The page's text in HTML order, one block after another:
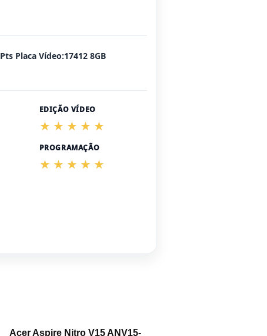
Pts Placa Vídeo:17412 8GB
EDIÇÃO VÍDEO
PROGRAMAÇÃO
Acer Aspire Nitro V15 ANV15-